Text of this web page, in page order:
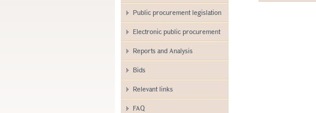
Public procurement legislation
Electronic public procurement
Reports and Analysis
Bids
Relevant links
FAQ